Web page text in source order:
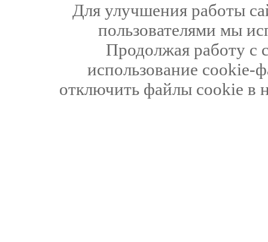
Для улучшения работы
пользователями мы
Продолжая работу с
использование cookie-
отключить файлы cookie в